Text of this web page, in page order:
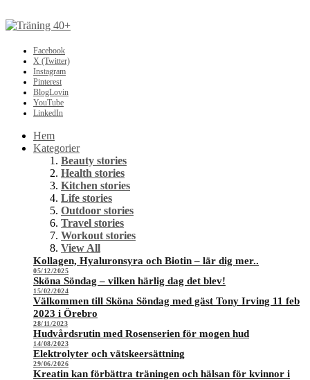
Facebook
X (Twitter)
Instagram
Pinterest
BlogLovin
YouTube
LinkedIn
Hem
Kategorier
Beauty stories
Health stories
Kitchen stories
Life stories
Outdoor stories
Travel stories
Workout stories
View All
Kollagen, Hyaluronsyra och Biotin – lär dig mer..
05/12/2025
Sköna Söndag – vilken härlig dag det blev!
15/02/2024
Välkommen till Sköna Söndag med gäst Tony Irving 11 feb
2023 i Örebro
28/11/2023
Hudvårdsrutin med Rosenserien för mogen hud
14/08/2023
Elektrolyter och vätskeersättning
29/06/2026
Kreatin kan förbättra träningen och hälsan för kvinnor i